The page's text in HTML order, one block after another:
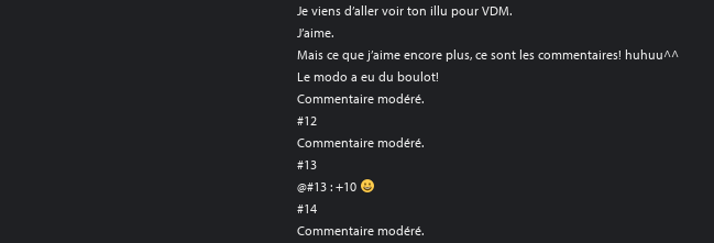
Je viens d’aller voir ton illu pour VDM.
J’aime.
Mais ce que j’aime encore plus, ce sont les commentaires! huhuu^^
Le modo a eu du boulot!
Commentaire modéré.
#12
Commentaire modéré.
#13
@#13 : +10
#14
Commentaire modéré.